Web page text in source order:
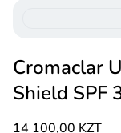
Cromaclar UV/IR-A Anti Photo-Aging
Shield SPF
14 100,00 KZT